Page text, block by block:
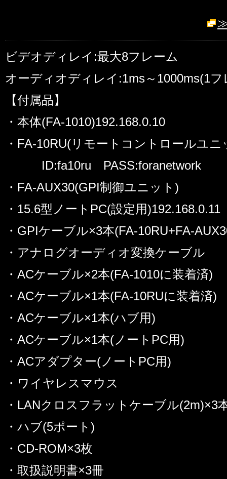
ビデオディレイ:最大8フレーム
オーディオディレイ:1ms～1000ms(1
【付属品】
・本体(FA-1010)192.168.0.10
・FA-10RU(リモートコントロールユニ
ID:fa10ru PASS:foranetwork
・FA-AUX30(GPI制御ユニット)
・15.6型ノートPC(設定用)192.168.0.11
・GPIケーブル×3本(FA-10RU+FA-
・アナログオーディオ変換ケーブル
・ACケーブル×2本(FA-1010に装着済)
・ACケーブル×1本(FA-10RUに装着済)
・ACケーブル×1本(ハブ用)
・ACケーブル×1本(ノートPC用)
・ACアダプター(ノートPC用)
・ワイヤレスマウス
・LANクロスフラットケーブル(2m)×3
・ハブ(5ポート)
・CD-ROM×3枚
・取扱説明書×3冊